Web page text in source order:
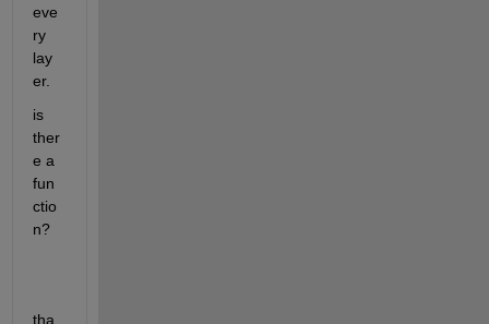
eve
ry
lay
er.
is
ther
e a
fun
ctio
n?
tha